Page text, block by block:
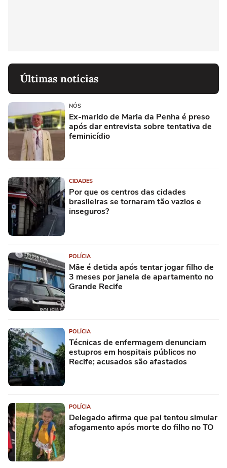
Últimas notícias
NÓS
Ex-marido de Maria da Penha é preso
após dar entrevista sobre tentativa de
feminicídio
CIDADES
Por que os centros das cidades
brasileiras se tornaram tão vazios e
inseguros?
POLÍCIA
Mãe é detida após tentar jogar filho de
3 meses por janela de apartamento no
Grande Recife
POLÍCIA
Técnicas de enfermagem denunciam
estupros em hospitais públicos no
Recife; acusados são afastados
POLÍCIA
Delegado afirma que pai tentou simular
afogamento após morte do filho no TO